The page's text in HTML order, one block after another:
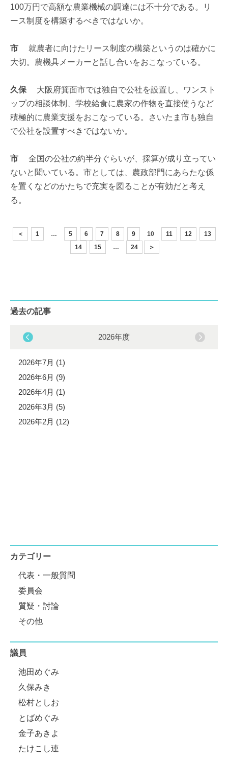
100万円で高額な農業機械の調達には不十分である。リ
ース制度を構築するべきではないか。
市 就農者に向けたリース制度の構築というのは確かに
大切。農機具メーカーと話し合いをおこなっている。
久保 大阪府箕面市では独自で公社を設置し、ワンスト
ップの相談体制、学校給食に農家の作物を直接使うなど
積極的に農業支援をおこなっている。さいたま市も独自
で公社を設置すべきではないか。
市 全国の公社の約半分ぐらいが、採算が成り立ってい
ないと聞いている。市としては、農政部門にあらたな係
を置くなどのかたちで充実を図ることが有効だと考え
る。
＜ 1 … 5 6 7 8 9 10 11 12
13
14
15 … 24 ＞
過去の記事
2026年度
2026年7月 (1)
2026年6月 (9)
2026年4月 (1)
2026年3月 (5)
2026年2月 (12)
カテゴリー
代表・一般質問
委員会
質疑・討論
その他
議員
池田めぐみ
久保みき
松村としお
とばめぐみ
金子あきよ
たけこし連